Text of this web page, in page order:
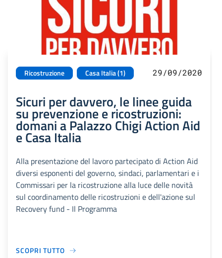
Ricostruzione Casa Italia (1) 29/09/2020
Sicuri per davvero, le linee guida
su prevenzione e ricostruzioni:
domani a Palazzo Chigi Action Aid
e Casa Italia
Alla presentazione del lavoro partecipato di Action Aid
diversi esponenti del governo, sindaci, parlamentari e i
Commissari per la ricostruzione alla luce delle novità
sul coordinamento delle ricostruzioni e dell'azione sul
Recovery fund - Il Programma
SCOPRI TUTTO